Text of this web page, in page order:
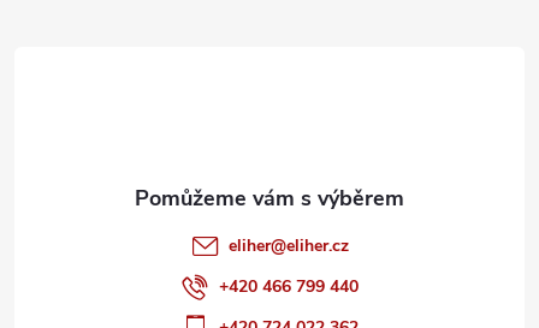
eliher@eliher.cz
+420 466 799 440